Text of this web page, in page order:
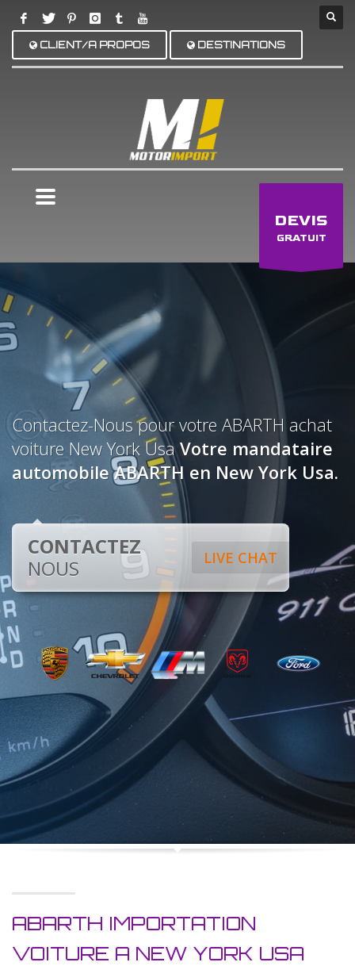
CLIENT/A PROPOS DESTINATIONS
DEVIS
GRATUIT
Contactez-Nous pour votre ABARTH achat
voiture New York UsaVotre mandataire
automobile ABARTH en New York Usa.
LIVE CHAT
CONTACTEZ
NOUS
ABARTH IMPORTATION
VOITURE A NEW YORK USA